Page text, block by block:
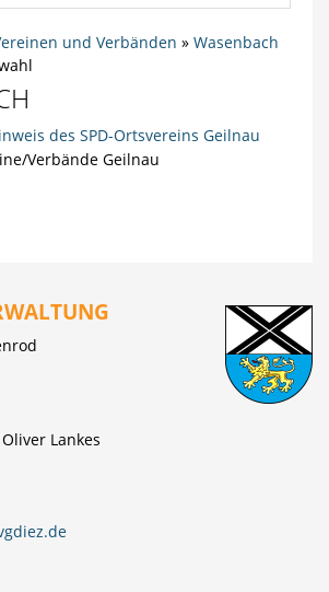
und Verbänden » Wasenbach
des SPD-Ortsvereins Geilnau
Verbände Geilnau
Lankes